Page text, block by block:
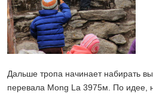
Дальше тропа начинает набирать
перевала Mong La 3975м. По идее,